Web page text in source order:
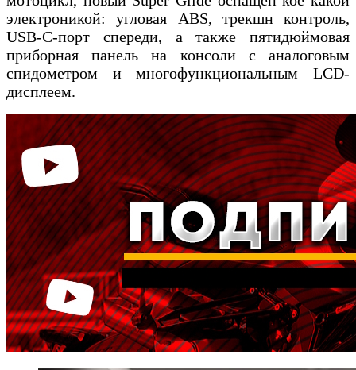
электроникой: угловая ABS, трекшн контроль,
USB-C-порт спереди, а также пятидюймовая
приборная панель на консоли с аналоговым
спидометром и многофункциональным LCD-
дисплеем.